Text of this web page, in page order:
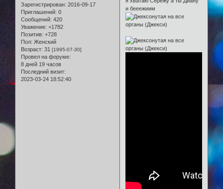
Зарегистрирован: 2016-09-17
Приглашений: 0
Сообщений: 420
Уважение: +1782
Позитив: +728
Пол: Женский
Возраст: 31 [1995-07-30]
Провел на форуме:
8 дней 19 часов
Последний визит:
2023-03-24 18:52:40
и бееежиим